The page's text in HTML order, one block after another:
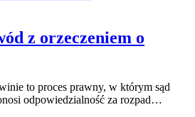
z orzeczeniem o
to proces prawny, w którym sąd
odpowiedzialność za rozpad…